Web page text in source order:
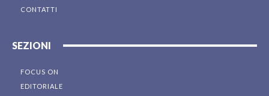
CONTATTI
SEZIONI
FOCUS ON
EDITORIALE